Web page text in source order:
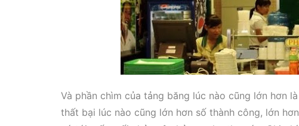
Và phần chìm của tảng băng lúc nào cũng lớn hơn
thất bại lúc nào cũng lớn hơn số thành công, lớn